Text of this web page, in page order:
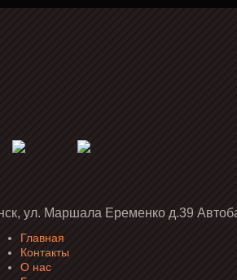
ул. Маршала Еременко д.39
Главная
Контакты
О нас